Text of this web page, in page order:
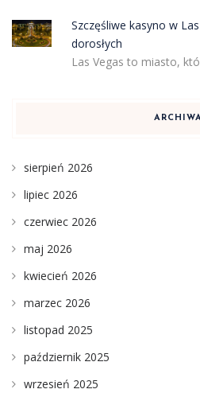
Szczęśliwe kasyno w
dorosłych
Las Vegas to miasto,
sierpień 2026
lipiec 2026
czerwiec 2026
maj 2026
kwiecień 2026
marzec 2026
listopad 2025
październik 2025
wrzesień 2025